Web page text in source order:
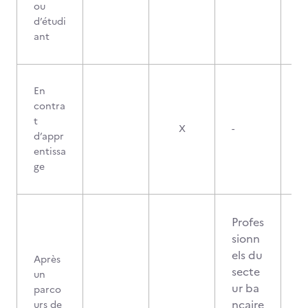
ou
d’étudi
ant
En
contra
t
d’appr
entissa
ge
X -
Après
un
parco
urs de
Profes
sionn
els du
secte
ur ba
ncaire